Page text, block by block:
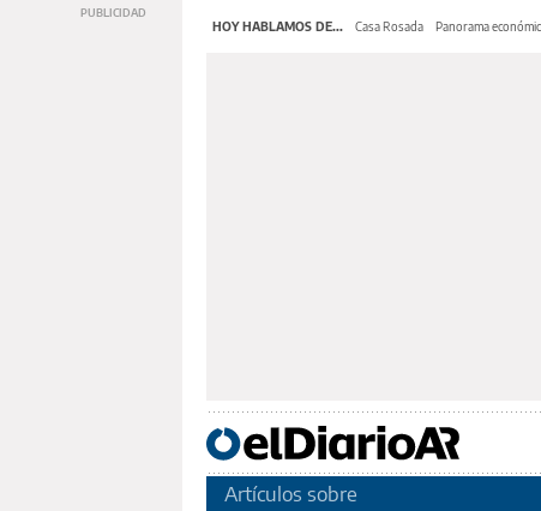
HOY HABLAMOS DE... Casa Rosada Panorama
Artículos sobre